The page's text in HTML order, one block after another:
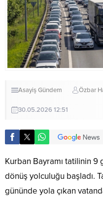
AsayişGündem Özbar
30.05.2026 12:51
Kurban Bayramı tatilinin 9
dönüş yolculuğu başladı.
gününde yola çıkan